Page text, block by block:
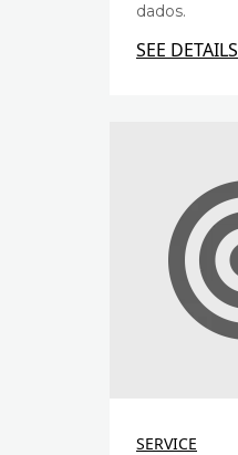
dados.
SEE DETAILS
SERVICE